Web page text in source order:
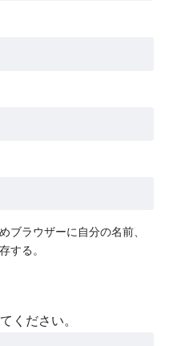
ブラウザーに自分の名前、
する。
ください。